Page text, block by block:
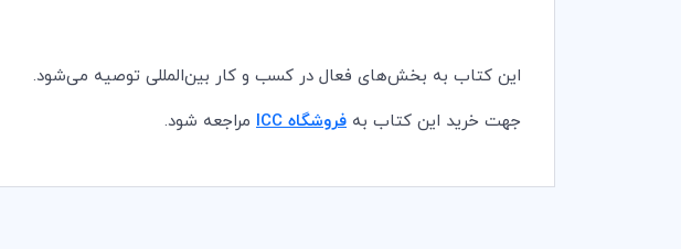
این کتاب به بخش‌های فعال در کسب و کار بین‌المللی توصیه می‌شود.
جهت خرید این کتاب به فروشگاهICC مراجعه شود.